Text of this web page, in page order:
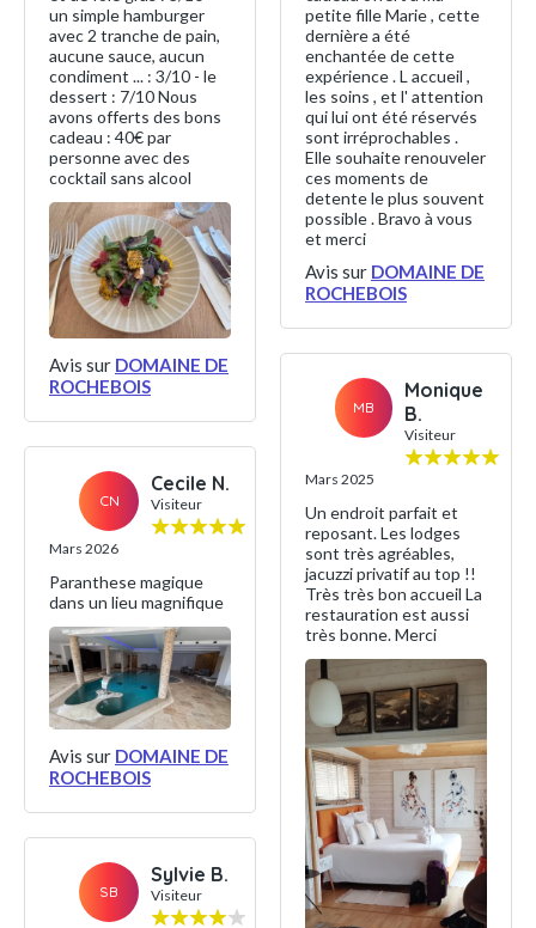
un simple hamburger
avec 2 tranche de pain,
aucune sauce, aucun
condiment ... : 3/10 - le
dessert : 7/10 Nous
avons offerts des bons
cadeau : 40€ par
personne avec des
cocktail sans alcool
Avis sur DOMAINE DE
ROCHEBOIS
CN
Cecile N.
Visiteur
Mars 2026
Paranthese magique
dans un lieu magnifique
Avis sur DOMAINE DE
ROCHEBOIS
SB
Sylvie B.
Visiteur
petite fille Marie , cette
dernière a été
enchantée de cette
expérience . L accueil ,
les soins , et l' attention
qui lui ont été réservés
sont irréprochables .
Elle souhaite renouveler
ces moments de
detente le plus souvent
possible . Bravo à vous
et merci
Avis sur DOMAINE DE
ROCHEBOIS
MB
Monique
B.
Visiteur
Mars 2025
Un endroit parfait et
reposant. Les lodges
sont très agréables,
jacuzzi privatif au top !!
Très très bon accueil La
restauration est aussi
très bonne. Merci